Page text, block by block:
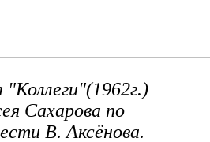
Сахарова по
В. Аксёнова.